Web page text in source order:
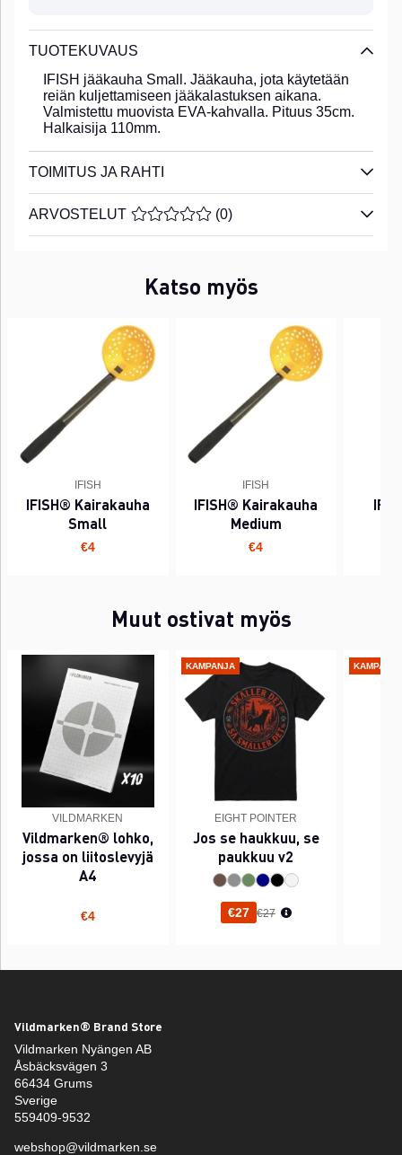
TUOTEKUVAUS
IFISH jääkauha Small. Jääkauha, jota käytetään
reiän kuljettamiseen jääkalastuksen aikana.
Valmistettu muovista EVA-kahvalla. Pituus 35cm.
Halkaisija 110mm.
TOIMITUS JA RAHTI
ARVOSTELUT KESKIARVOLUOKITUS 0 / 5
(0)
Katso myös
IFISH
IFISH® Kairakauha
Small
€4
IFISH
IFISH® Kairakauha
Medium
€4
Muut ostivat myös
VILDMARKEN
Vildmarken® lohko,
jossa on liitoslevyjä
A4
€4
KAMPANJA
EIGHT POINTER
Jos se haukkuu, se
paukkuu v2
€27 Normaali hinta
€27
Vildmarken® Brand Store
Vildmarken Nyängen AB
Åsbäcksvägen 3
66434 Grums
Sverige
559409-9532
webshop@vildmarken.se